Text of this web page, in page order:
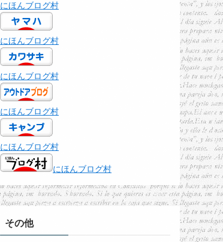
にほんブログ村
にほんブログ村
にほんブログ村
にほんブログ村
にほんブログ村
にほんブログ村
その他